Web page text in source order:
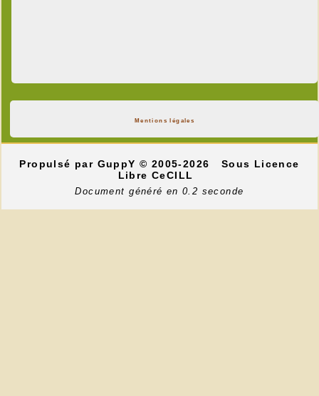
Mentions légales
Propulsé par GuppY© 2005-2026
Sous Licence
Libre CeCILL
Document généré en 0.2 seconde